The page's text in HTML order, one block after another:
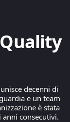
decenni di
e un team
è stata
anni consecutivi.